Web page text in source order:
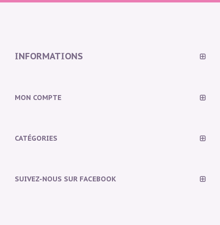
INFORMATIONS
MON COMPTE
CATÉGORIES
SUIVEZ-NOUS SUR FACEBOOK